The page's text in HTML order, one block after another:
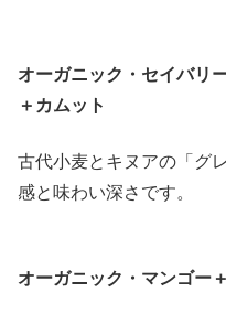
オーガニック・セイバリ
＋カムット
古代小麦とキヌアの「グ
感と味わい深さです。
オーガニック・マンゴー